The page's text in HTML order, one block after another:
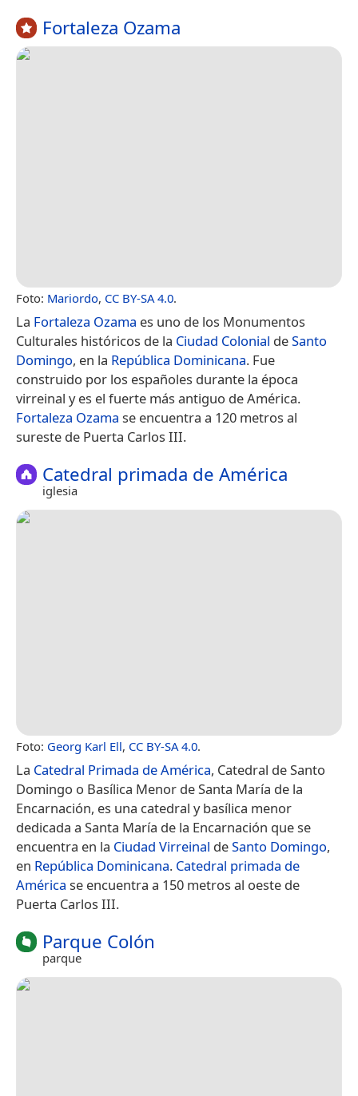
Fortaleza Ozama
Foto: Mariordo, CC BY-SA 4.0.
La Fortaleza Ozama es uno de los Monumentos
Culturales históricos de la Ciudad Colonial deSanto
Domingo, en la República Dominicana. Fue
construido por los españoles durante la época
virreinal y es el fuerte más antiguo de América.
Fortaleza Ozama se encuentra a 120 metros al
sureste de Puerta Carlos III.
Catedral primada de América
iglesia
Foto: Georg Karl Ell, CC BY-SA 4.0.
La Catedral Primada de América, Catedral de Santo
Domingo o Basílica Menor de Santa María de la
Encarnación, es una catedral y basílica menor
dedicada a Santa María de la Encarnación que se
encuentra en la Ciudad Virreinal deSanto Domingo,
en República Dominicana. Catedral primada de
América se encuentra a 150 metros al oeste de
Puerta Carlos III.
Parque Colón
parque